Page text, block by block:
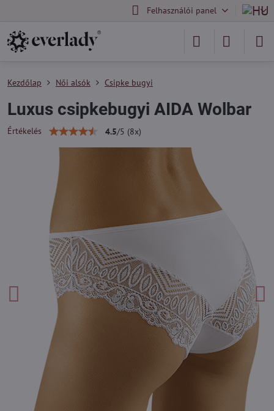
Felhasználói panel
Kezdőlap Női alsók Csipke bugyi
Luxus csipkebugyi AIDA Wolbar
Értékelés 4.5/5 (8x)